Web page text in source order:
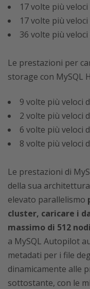
17 volte più
17 volte più
36 volte più
Le prestazioni per
storage con MySQL
9 volte più veloci
2 volte più veloci
6 volte più veloci
8 volte più veloci
Le prestazioni di
della sua
elevato parallelismo
cluster, caricare i
massimo di 512
a MySQL Autopilot
metadati per i file
dinamicamente alle
sottostante, con le